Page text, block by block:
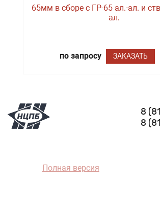
65мм в сборе с ГР-65 ал.-ал. и
ал.
по запросу ЗАКАЗАТЬ
8
8
Полная версия